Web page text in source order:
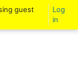
guest
Log
in